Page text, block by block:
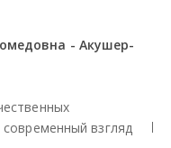
- Акушер-
взгляд